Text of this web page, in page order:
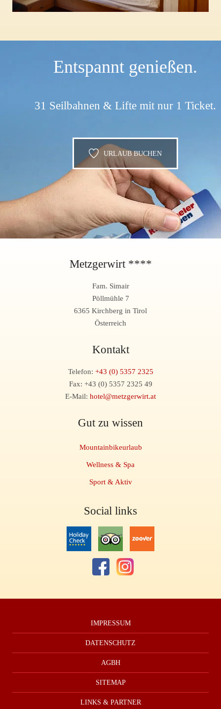
Entspannt genießen.
31 Seilbahnen & Lifte mit nur 1 Ticket.
URLAUB BUCHEN
Metzgerwirt ****
Fam. Simair
Pöllmühle 7
6365 Kirchberg in Tirol
Österreich
Kontakt
Telefon: +43 (0) 5357 2325
Fax: +43 (0) 5357 2325 49
E-Mail: hotel@metzgerwirt.at
Gut zu wissen
Mountainbikeurlaub
Wellness & Spa
Sport & Aktiv
Social links
IMPRESSUM
DATENSCHUTZ
AGBH
SITEMAP
LINKS & PARTNER